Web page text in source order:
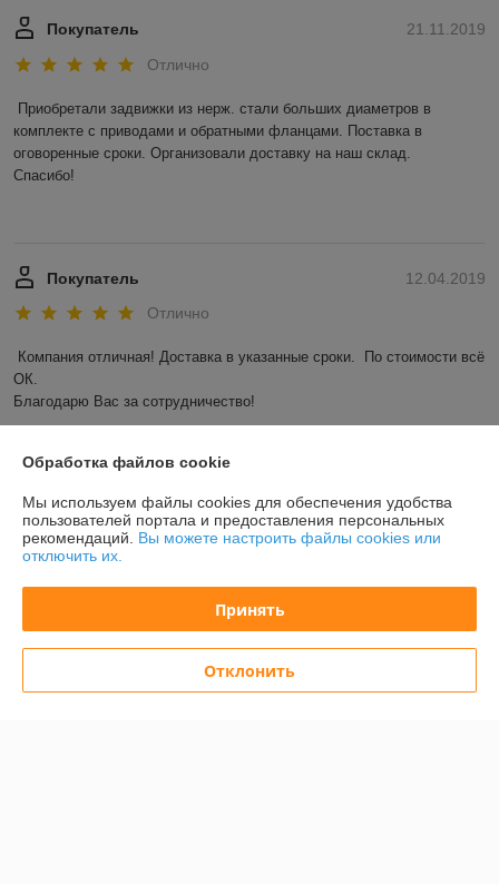
21.11.2019
Покупатель
Отлично
Приобретали задвижки из нерж. стали больших диаметров в
комплекте с приводами и обратными фланцами. Поставка в
оговоренные сроки. Организовали доставку на наш склад.
Спасибо!
12.04.2019
Покупатель
Отлично
Компания отличная! Доставка в указанные сроки.  По стоимости всё
ОК.
Благодарю Вас за сотрудничество!
О нас
Обработка файлов cookie
Мы используем файлы cookies для обеспечения удобства
пользователей портала и предоставления персональных
рекомендаций. Вы можете настроить файлы cookies или
отключить их.
Принять
Отклонить